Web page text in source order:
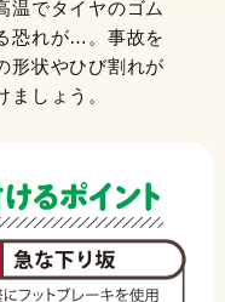
温でタイヤのゴム
恐れが…。事故を
形状やひび割れが
しょう。